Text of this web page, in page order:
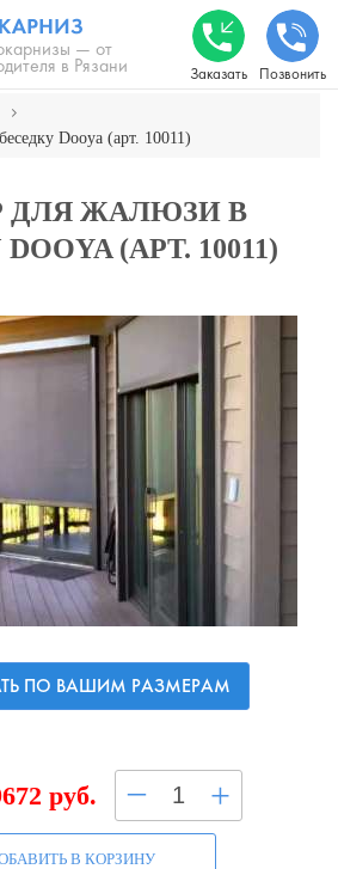
— от
в Рязани Заказать Позвонить
Dooya (арт. 10011)
ДЛЯ ЖАЛЮЗИ В
(АРТ. 10011)
ПО ВАШИМ РАЗМЕРАМ
руб. – +
В КОРЗИНУ